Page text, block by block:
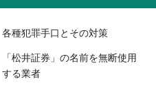
各種犯罪手口とその対策
「松井証券」の名前を無断使用
する業者